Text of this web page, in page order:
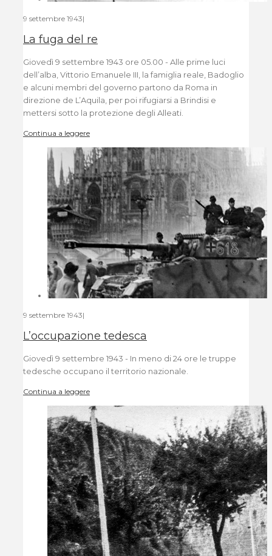
9 settembre 1943|
La fuga del re
Giovedì 9 settembre 1943 ore 05.00 - Alle prime luci
dell’alba, Vittorio Emanuele III, la famiglia reale, Badoglio
e alcuni membri del governo partono da Roma in
direzione de L’Aquila, per poi rifugiarsi a Brindisi e
mettersi sotto la protezione degli Alleati.
Continua a leggere
9 settembre 1943|
L’occupazione tedesca
Giovedì 9 settembre 1943 - In meno di 24 ore le truppe
tedesche occupano il territorio nazionale.
Continua a leggere